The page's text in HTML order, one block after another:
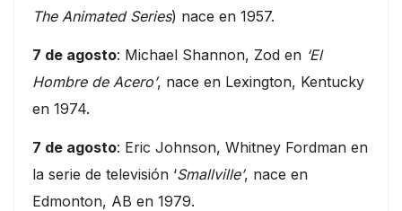
The Animated Series) nace en 1957.
7 de agosto: Michael Shannon, Zod en ‘El
Hombre de Acero’, nace en Lexington, Kentucky
en 1974.
7 de agosto: Eric Johnson, Whitney Fordman en
la serie de televisión ‘Smallville’, nace en
Edmonton, AB en 1979.